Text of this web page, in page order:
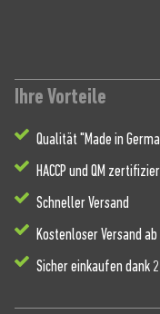
Ihre Vorteile
Qualität "Made in
HACCP und QM
Schneller Versand
Kostenloser Versand
Sicher einkaufen dank